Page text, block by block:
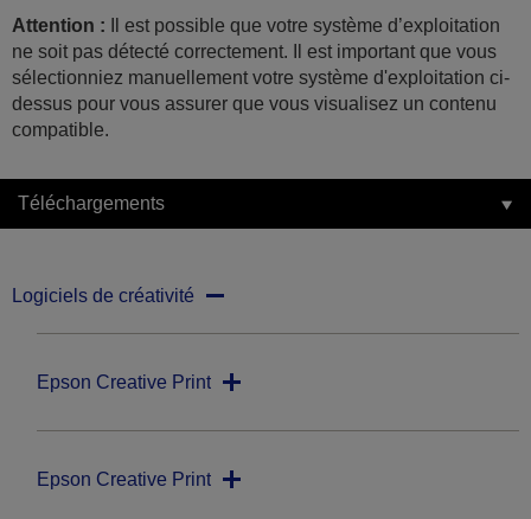
Attention : Il est possible que votre système d’exploitation
ne soit pas détecté correctement. Il est important que vous
sélectionniez manuellement votre système d'exploitation ci-
dessus pour vous assurer que vous visualisez un contenu
compatible.
Téléchargements
Logiciels de créativité
Epson Creative Print
Epson Creative Print